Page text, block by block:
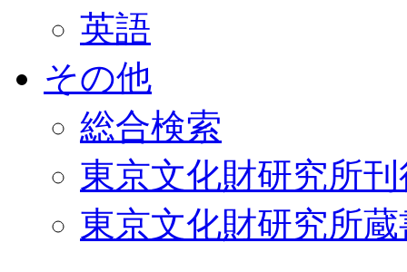
英語
その他
総合検索
東京文化財研究所
東京文化財研究所